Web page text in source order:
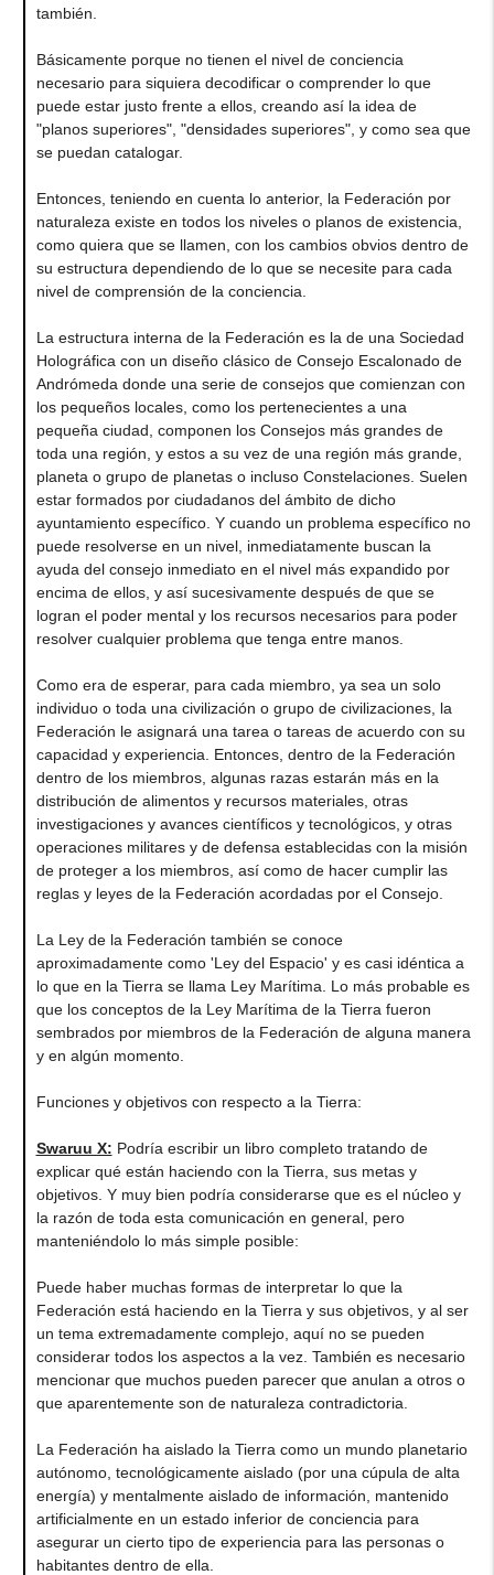
también.
Básicamente porque no tienen el nivel de conciencia
necesario para siquiera decodificar o comprender lo que
puede estar justo frente a ellos, creando así la idea de
"planos superiores", "densidades superiores", y como sea que
se puedan catalogar.
Entonces, teniendo en cuenta lo anterior, la Federación por
naturaleza existe en todos los niveles o planos de existencia,
como quiera que se llamen, con los cambios obvios dentro de
su estructura dependiendo de lo que se necesite para cada
nivel de comprensión de la conciencia.
La estructura interna de la Federación es la de una Sociedad
Holográfica con un diseño clásico de Consejo Escalonado de
Andrómeda donde una serie de consejos que comienzan con
los pequeños locales, como los pertenecientes a una
pequeña ciudad, componen los Consejos más grandes de
toda una región, y estos a su vez de una región más grande,
planeta o grupo de planetas o incluso Constelaciones. Suelen
estar formados por ciudadanos del ámbito de dicho
ayuntamiento específico. Y cuando un problema específico no
puede resolverse en un nivel, inmediatamente buscan la
ayuda del consejo inmediato en el nivel más expandido por
encima de ellos, y así sucesivamente después de que se
logran el poder mental y los recursos necesarios para poder
resolver cualquier problema que tenga entre manos.
Como era de esperar, para cada miembro, ya sea un solo
individuo o toda una civilización o grupo de civilizaciones, la
Federación le asignará una tarea o tareas de acuerdo con su
capacidad y experiencia. Entonces, dentro de la Federación
dentro de los miembros, algunas razas estarán más en la
distribución de alimentos y recursos materiales, otras
investigaciones y avances científicos y tecnológicos, y otras
operaciones militares y de defensa establecidas con la misión
de proteger a los miembros, así como de hacer cumplir las
reglas y leyes de la Federación acordadas por el Consejo.
La Ley de la Federación también se conoce
aproximadamente como 'Ley del Espacio' y es casi idéntica a
lo que en la Tierra se llama Ley Marítima. Lo más probable es
que los conceptos de la Ley Marítima de la Tierra fueron
sembrados por miembros de la Federación de alguna manera
y en algún momento.
Funciones y objetivos con respecto a la Tierra:
Swaruu X: Podría escribir un libro completo tratando de
explicar qué están haciendo con la Tierra, sus metas y
objetivos. Y muy bien podría considerarse que es el núcleo y
la razón de toda esta comunicación en general, pero
manteniéndolo lo más simple posible:
Puede haber muchas formas de interpretar lo que la
Federación está haciendo en la Tierra y sus objetivos, y al ser
un tema extremadamente complejo, aquí no se pueden
considerar todos los aspectos a la vez. También es necesario
mencionar que muchos pueden parecer que anulan a otros o
que aparentemente son de naturaleza contradictoria.
La Federación ha aislado la Tierra como un mundo planetario
autónomo, tecnológicamente aislado (por una cúpula de alta
energía) y mentalmente aislado de información, mantenido
artificialmente en un estado inferior de conciencia para
asegurar un cierto tipo de experiencia para las personas o
habitantes dentro de ella.